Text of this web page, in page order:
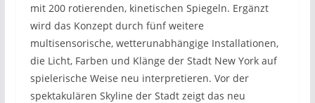
mit 200 rotierenden, kinetischen Spiegeln. Ergänzt
wird das Konzept durch fünf weitere
multisensorische, wetterunabhängige Installationen,
die Licht, Farben und Klänge der Stadt New York auf
spielerische Weise neu interpretieren. Vor der
spektakulären Skyline der Stadt zeigt das neu